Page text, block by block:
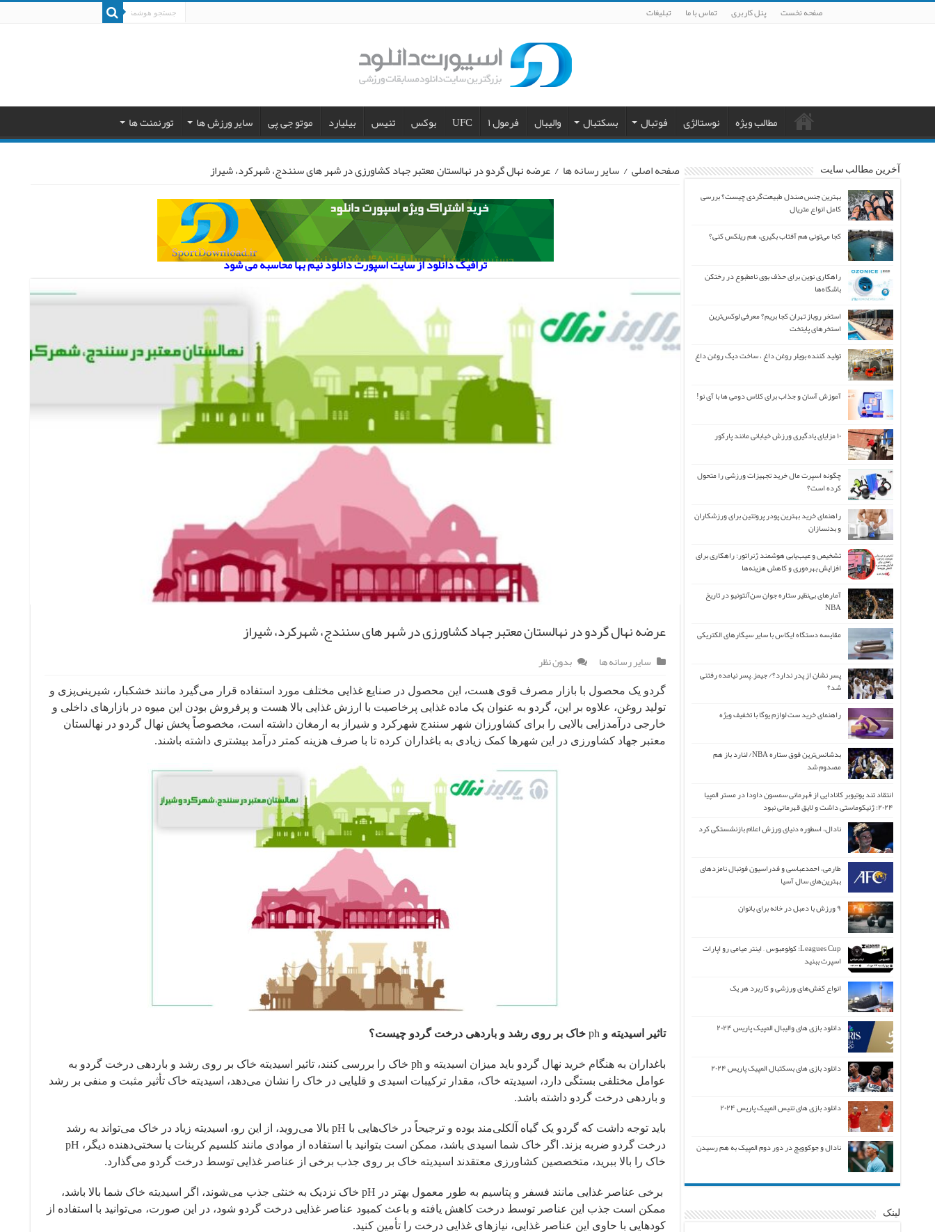
صفحه نخست پنل کاربری تماس با ما تبلیغات
مطالب ویژه نوستالژی فوتبال بسکتبال والیبال فرمول ۱ UFC بوکس تنیس بیلیارد موتو جی پی سایر ورزش ها تورنمنت ها
صفحه اصلی / سایر رسانه ها / عرضه نهال گردو در نهالستان معتبر جهاد کشاورزی در شهر های سنندج، شهرکرد، شیراز
ترافیک دانلود از سایت اسپورت دانلود نیم بها محاسبه می شود
عرضه نهال گردو در نهالستان معتبر جهاد کشاورزی در شهر های سنندج، شهرکرد، شیراز
سایر رسانه ها بدون نظر
گردو یک محصول با بازار مصرف قوی هست، این محصول در صنایع غذایی مختلف مورد استفاده قرار می‌گیرد مانند خشکبار، شیرینی‌پزی و
تولید روغن، علاوه بر این، گردو به عنوان یک ماده غذایی پرخاصیت با ارزش غذایی بالا هست و پرفروش بودن این میوه در بازارهای داخلی و
خارجی درآمدزایی بالایی را برای کشاورزان شهر سنندج شهرکرد و شیراز به ارمغان داشته است، مخصوصاً پخش نهال گردو در نهالستان
معتبر جهاد کشاورزی در این شهرها کمک زیادی به باغداران کرده تا با صرف هزینه کمتر درآمد بیشتری داشته باشند.
تاثیر اسیدیته و ph خاک بر روی رشد و باردهی درخت گردو چیست؟
باغداران به هنگام خرید نهال گردو باید میزان اسیدیته و ph خاک را بررسی کنند، تاثیر اسیدیته خاک بر روی رشد و باردهی درخت گردو به
عوامل مختلفی بستگی دارد، اسیدیته خاک، مقدار ترکیبات اسیدی و قلیایی در خاک را نشان می‌دهد، اسیدیته خاک تأثیر مثبت و منفی بر رشد
و باردهی درخت گردو داشته باشد.
باید توجه داشت که گردو یک گیاه آلکلی‌مند بوده و ترجیحاً در خاک‌هایی با pH بالا می‌روید، از این رو، اسیدیته زیاد در خاک می‌تواند به رشد
درخت گردو ضربه بزند. اگر خاک شما اسیدی باشد، ممکن است بتوانید با استفاده از موادی مانند کلسیم کربنات یا سختی‌دهنده دیگر، pH
خاک را بالا ببرید، متخصصین کشاورزی معتقدند اسیدیته خاک بر روی جذب برخی از عناصر غذایی توسط درخت گردو می‌گذارد.
برخی عناصر غذایی مانند فسفر و پتاسیم به طور معمول بهتر در pH خاک نزدیک به خنثی جذب می‌شوند، اگر اسیدیته خاک شما بالا باشد،
ممکن است جذب این عناصر توسط درخت کاهش یافته و باعث کمبود عناصر غذایی درخت گردو شود، در این صورت، می‌توانید با استفاده از
کودهایی با حاوی این عناصر غذایی، نیازهای غذایی درخت را تأمین کنید.
آخرین مطالب سایت
بهترین جنس صندل طبیعت‌گردی چیست؟ بررسی
کامل انواع متریال
کجا می‌تونی هم آفتاب بگیری، هم ریلکس کنی؟
راهکاری نوین برای حذف بوی نامطبوع در رختکن
باشگاه‌ها
استخر روباز تهران کجا بریم؟ معرفی لوکس‌ترین
استخرهای پایتخت
تولید کننده بویلر روغن داغ ، ساخت دیگ روغن داغ
آموزش آسان و جذاب برای کلاس دومی ها با آی نو!
۱۰ مزایای یادگیری ورزش خیابانی مانند پارکور
چگونه اسپرت مال خرید تجهیزات ورزشی را متحول
کرده است؟
راهنمای خرید بهترین پودر پروتئین برای ورزشکاران
و بدنسازان
تشخیص و عیب‌یابی هوشمند ژنراتور: راهکاری برای
افزایش بهره‌وری و کاهش هزینه‌ها
آمارهای بی‌نظیر ستاره جوان سن‌آنتونیو در تاریخ
NBA
مقایسه دستگاه ایکاس با سایر سیگارهای الکتریکی
پسر نشان از پدر ندارد؟/ جیمز ِ پسر نیامده رفتنی
شد؟
راهنمای خرید ست لوازم یوگا با تخفیف ویژه
بدشانس‌ترین فوق ستاره NBA/ لنارد باز هم
مصدوم شد
انتقاد تند یوتیوبر کانادایی از قهرمانی سمسون داودا در مستر المپیا
۲۰۲۴: ژنیکوماستی داشت و لایق قهرمانی نبود
نادال، اسطوره دنیای ورزش اعلام بازنشستگی کرد
طارمی، احمدعباسی و فدراسیون فوتبال نامزدهای
بهترین‌های سال آسیا
۹ ورزش با دمبل در خانه برای بانوان
Leagues Cup: کولومبوس – اینتر میامی رو اپارات
اسپرت ببنید
انواع کفش‌های ورزشی و کاربرد هر یک
دانلود بازی های والیبال المپیک پاریس ۲۰۲۴
دانلود بازی های بسکتبال المپیک پاریس ۲۰۲۴
دانلود بازی های تنیس المپیک پاریس ۲۰۲۴
نادال و جوکوویچ در دور دوم المپیک به هم رسیدن
لینک